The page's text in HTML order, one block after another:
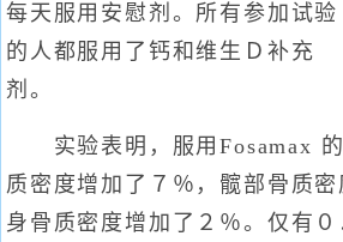
每天服用安慰剂。所有参加试验
的人都服用了钙和维生Ｄ补充
剂。
实验表明，服用Fosamax 的
质密度增加了７％，髋部骨质
身骨质密度增加了２％。仅有